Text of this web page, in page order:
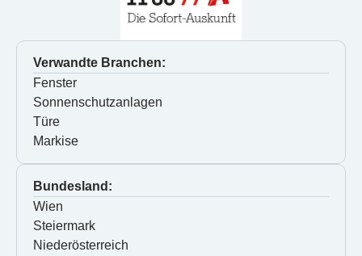
Verwandte Branchen:
Fenster
Sonnenschutzanlagen
Türe
Markise
Bundesland:
Wien
Steiermark
Niederösterreich